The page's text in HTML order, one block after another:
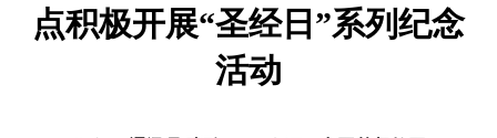
点积极开展“圣经日”系列纪念
活动